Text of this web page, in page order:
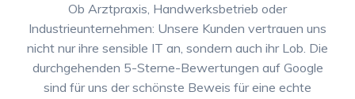
Ob Arztpraxis, Handwerksbetrieb oder
Industrieunternehmen: Unsere Kunden vertrauen uns
nicht nur ihre sensible IT an, sondern auch ihr Lob. Die
durchgehenden 5-Sterne-Bewertungen auf Google
sind für uns der schönste Beweis für eine echte